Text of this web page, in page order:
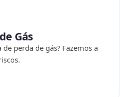
Gás
perda de gás? Fazemos a